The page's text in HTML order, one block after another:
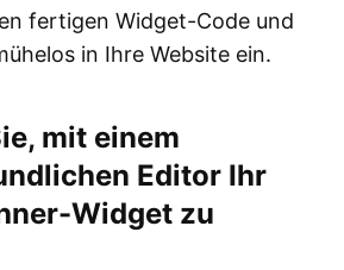
fertigen Widget-Code und
in Ihre Website ein.
mit einem
Editor Ihr
Widget zu